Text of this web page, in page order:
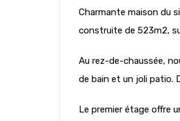
Charmante maison du
construite de 523m2,
Au rez-de-chaussée,
de bain et un joli patio.
Le premier étage offre